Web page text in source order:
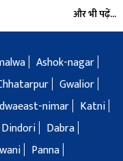
और भी पढ़ें...
Ashok-nagar
Gwalior
nimar
Katni
Dindori
Dabra
Panna